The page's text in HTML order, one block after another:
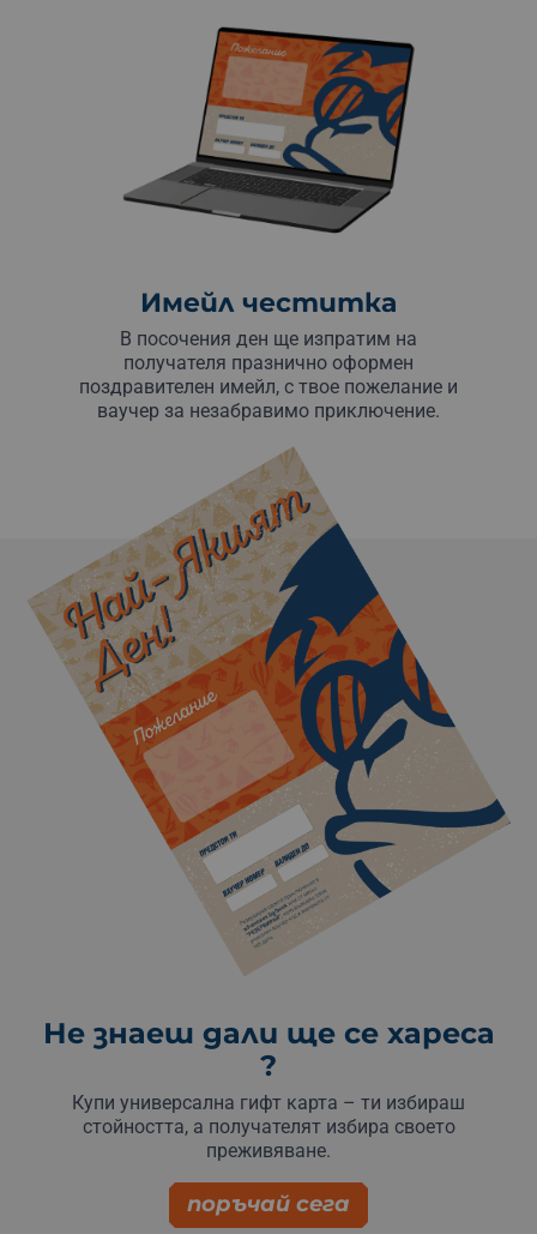
Имейл честитка
В посочения ден ще изпратим на
получателя празнично оформен
поздравителен имейл, с твое пожелание и
ваучер за незабравимо приключение.
Не знаеш дали ще се хареса
?
Купи универсална гифт карта – ти избираш
стойността, а получателят избира своето
преживяване.
поръчай сега